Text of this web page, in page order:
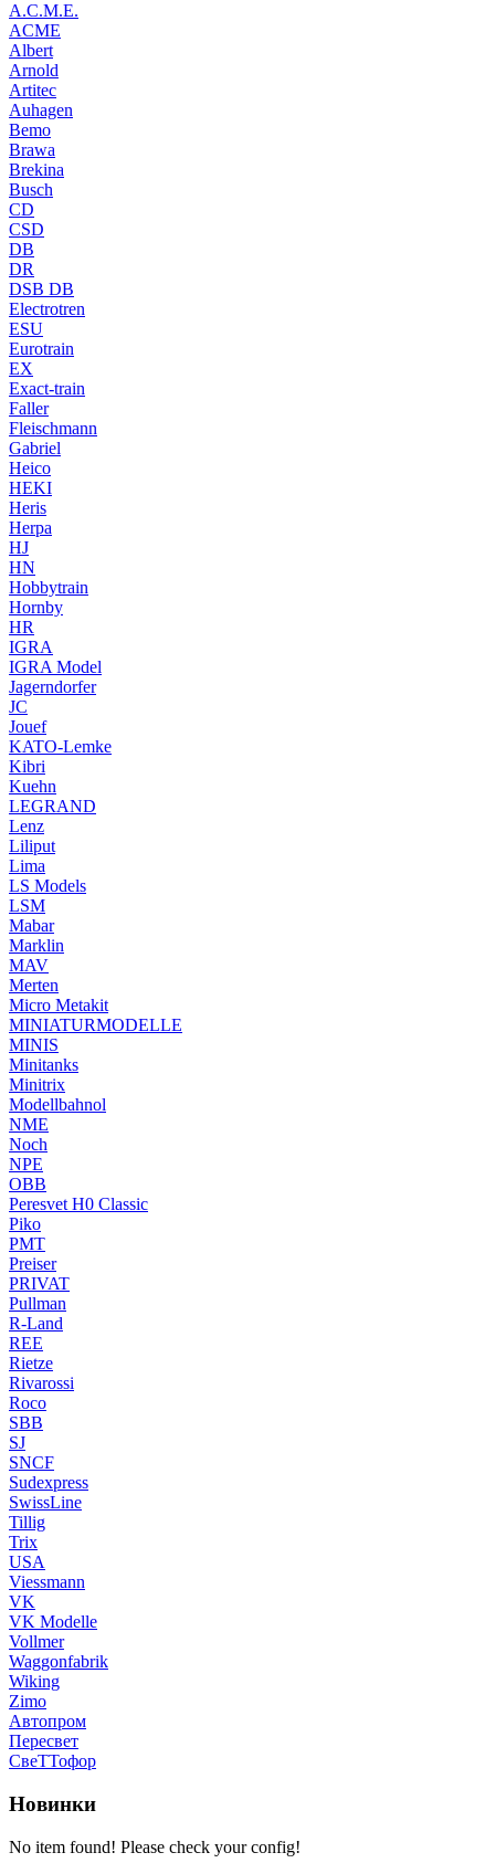
A.C.M.E.
ACME
Albert
Arnold
Artitec
Auhagen
Bemo
Brawa
Brekina
Busch
CD
CSD
DB
DR
DSB DB
Electrotren
ESU
Eurotrain
EX
Exact-train
Faller
Fleischmann
Gabriel
Heico
HEKI
Heris
Herpa
HJ
HN
Hobbytrain
Hornby
HR
IGRA
IGRA Model
Jagerndorfer
JC
Jouef
KATO-Lemke
Kibri
Kuehn
LEGRAND
Lenz
Liliput
Lima
LS Models
LSM
Mabar
Marklin
MAV
Merten
Micro Metakit
MINIATURMODELLE
MINIS
Minitanks
Minitrix
Modellbahnol
NME
Noch
NPE
OBB
Peresvet H0 Classic
Piko
PMT
Preiser
PRIVAT
Pullman
R-Land
REE
Rietze
Rivarossi
Roco
SBB
SJ
SNCF
Sudexpress
SwissLine
Tillig
Trix
USA
Viessmann
VK
VK Modelle
Vollmer
Waggonfabrik
Wiking
Zimo
Автопром
Пересвет
СвеТТофор
Новинки
No item found! Please check your config!